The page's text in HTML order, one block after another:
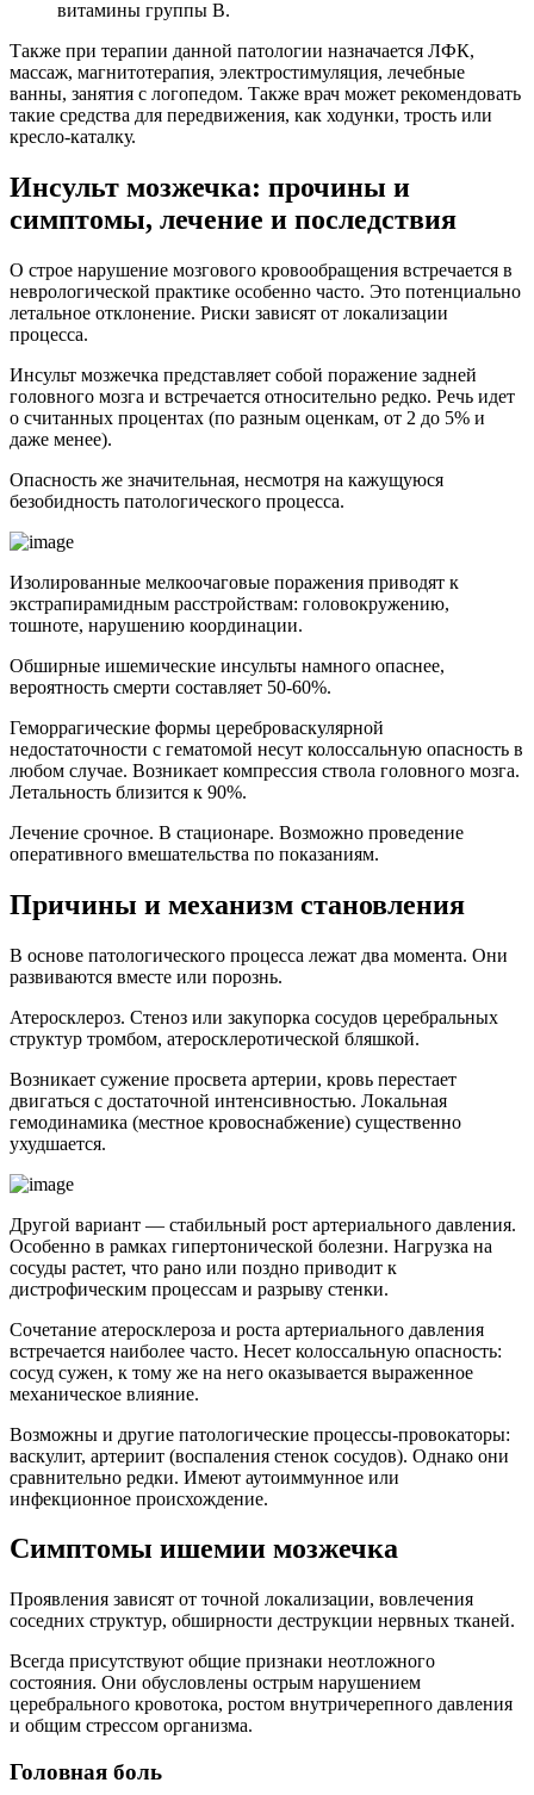
витамины группы В.
Также при терапии данной патологии назначается ЛФК,
массаж, магнитотерапия, электростимуляция, лечебные
ванны, занятия с логопедом. Также врач может рекомендовать
такие средства для передвижения, как ходунки, трость или
кресло-каталку.
Инсульт мозжечка: прочины и
симптомы, лечение и последствия
О строе нарушение мозгового кровообращения встречается в
неврологической практике особенно часто. Это потенциально
летальное отклонение. Риски зависят от локализации
процесса.
Инсульт мозжечка представляет собой поражение задней
головного мозга и встречается относительно редко. Речь идет
о считанных процентах (по разным оценкам, от 2 до 5% и
даже менее).
Опасность же значительная, несмотря на кажущуюся
безобидность патологического процесса.
Изолированные мелкоочаговые поражения приводят к
экстрапирамидным расстройствам: головокружению,
тошноте, нарушению координации.
Обширные ишемические инсульты намного опаснее,
вероятность смерти составляет 50-60%.
Геморрагические формы цереброваскулярной
недостаточности с гематомой несут колоссальную опасность в
любом случае. Возникает компрессия ствола головного мозга.
Летальность близится к 90%.
Лечение срочное. В стационаре. Возможно проведение
оперативного вмешательства по показаниям.
Причины и механизм становления
В основе патологического процесса лежат два момента. Они
развиваются вместе или порознь.
Атеросклероз. Стеноз или закупорка сосудов церебральных
структур тромбом, атеросклеротической бляшкой.
Возникает сужение просвета артерии, кровь перестает
двигаться с достаточной интенсивностью. Локальная
гемодинамика (местное кровоснабжение) существенно
ухудшается.
Другой вариант — стабильный рост артериального давления.
Особенно в рамках гипертонической болезни. Нагрузка на
сосуды растет, что рано или поздно приводит к
дистрофическим процессам и разрыву стенки.
Сочетание атеросклероза и роста артериального давления
встречается наиболее часто. Несет колоссальную опасность:
сосуд сужен, к тому же на него оказывается выраженное
механическое влияние.
Возможны и другие патологические процессы-провокаторы:
васкулит, артериит (воспаления стенок сосудов). Однако они
сравнительно редки. Имеют аутоиммунное или
инфекционное происхождение.
Симптомы ишемии мозжечка
Проявления зависят от точной локализации, вовлечения
соседних структур, обширности деструкции нервных тканей.
Всегда присутствуют общие признаки неотложного
состояния. Они обусловлены острым нарушением
церебрального кровотока, ростом внутричерепного давления
и общим стрессом организма.
Головная боль